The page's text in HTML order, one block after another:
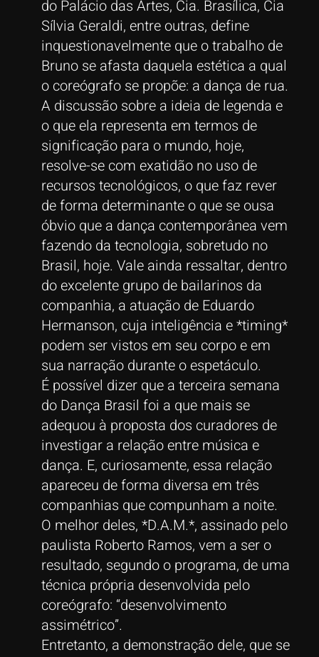
do Palácio das Artes, Cia. Brasílica, Cia
Sílvia Geraldi, entre outras, define
inquestionavelmente que o trabalho de
Bruno se afasta daquela estética a qual
o coreógrafo se propõe: a dança de rua.
A discussão sobre a ideia de legenda e
o que ela representa em termos de
significação para o mundo, hoje,
resolve-se com exatidão no uso de
recursos tecnológicos, o que faz rever
de forma determinante o que se ousa
óbvio que a dança contemporânea vem
fazendo da tecnologia, sobretudo no
Brasil, hoje. Vale ainda ressaltar, dentro
do excelente grupo de bailarinos da
companhia, a atuação de Eduardo
Hermanson, cuja inteligência e *timing*
podem ser vistos em seu corpo e em
sua narração durante o espetáculo.
É possível dizer que a terceira semana
do Dança Brasil foi a que mais se
adequou à proposta dos curadores de
investigar a relação entre música e
dança. E, curiosamente, essa relação
apareceu de forma diversa em três
companhias que compunham a noite.
O melhor deles, *D.A.M.*, assinado pelo
paulista Roberto Ramos, vem a ser o
resultado, segundo o programa, de uma
técnica própria desenvolvida pelo
coreógrafo: “desenvolvimento
assimétrico”.
Entretanto, a demonstração dele, que se